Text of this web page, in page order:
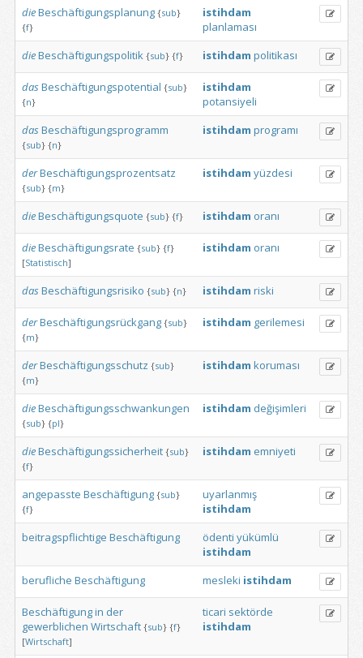
dieBeschäftigungsplanung {sub}
{f}
istihdam
planlaması
dieBeschäftigungspolitik {sub} {f} istihdam politikası
dasBeschäftigungspotential {sub}
{n}
istihdam
potansiyeli
dasBeschäftigungsprogramm
{sub} {n}
istihdam programı
derBeschäftigungsprozentsatz
{sub} {m}
istihdam yüzdesi
dieBeschäftigungsquote {sub} {f} istihdam oranı
dieBeschäftigungsrate {sub} {f}
[Statistisch]
istihdam oranı
dasBeschäftigungsrisiko {sub} {n} istihdam riski
derBeschäftigungsrückgang {sub}
{m}
istihdam gerilemesi
derBeschäftigungsschutz {sub}
{m}
istihdam koruması
dieBeschäftigungsschwankungen
{sub} {pl}
istihdam değişimleri
dieBeschäftigungssicherheit {sub}
{f}
istihdam emniyeti
angepasste Beschäftigung {sub}
{f}
uyarlanmış
istihdam
beitragspflichtige Beschäftigung ödenti yükümlü
istihdam
berufliche Beschäftigung mesleki istihdam
Beschäftigungin der
gewerblichen Wirtschaft {sub} {f}
[Wirtschaft]
ticari sektörde
istihdam